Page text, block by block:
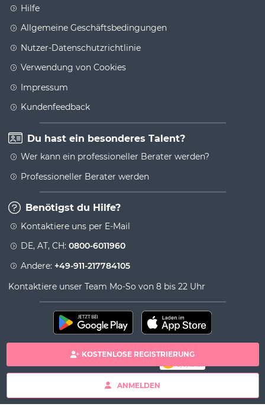
KOSTENLOSE REGISTRIERUNG
ANMELDEN
Hilfe
Allgemeine Geschäftsbedingungen
Nutzer-Datenschutzrichtlinie
Verwendung von Cookies
Impressum
Kundenfeedback
Du hast ein besonderes Talent?
Wer kann ein professioneller Berater werden?
Professioneller Berater werden
Benötigst du Hilfe?
Kontaktiere uns per E-Mail
DE, AT, CH: 0800-6011960
Andere: +49-911-217784105
Kontaktiere unser Team Mo-So von 8 bis 22 Uhr
100% sichere Zahlung
Copyright& copy 2026 Viversum - Powered by Ingenio